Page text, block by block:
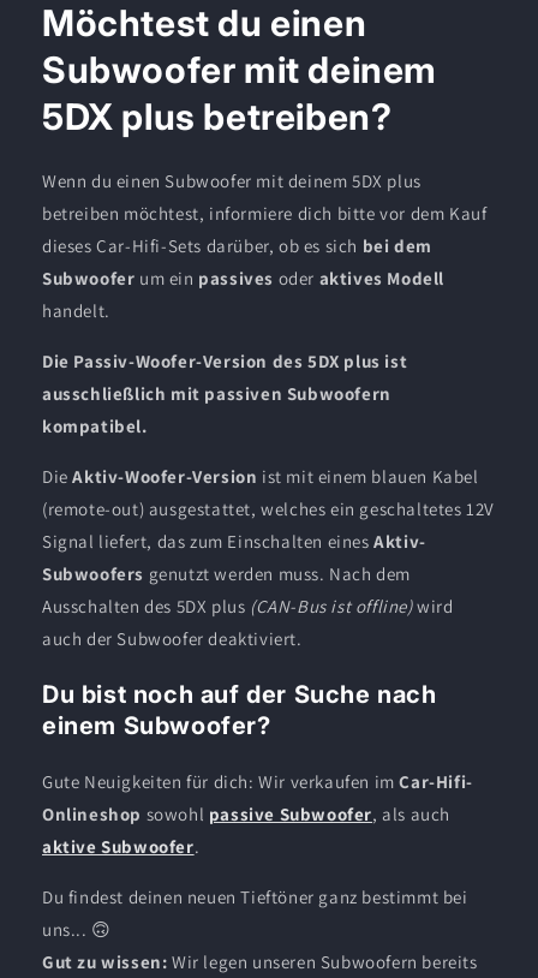
Möchtest du einen
Subwoofer mit deinem
5DX plus betreiben?
Wenn du einen Subwoofer mit deinem 5DX plus
betreiben möchtest, informiere dich bitte vor dem Kauf
dieses Car-Hifi-Sets darüber, ob es sich bei dem
Subwoofer um ein passives oder aktives Modell
handelt.
Die Passiv-Woofer-Version des 5DX plus ist
ausschließlich mit passiven Subwoofern
kompatibel.
DieAktiv-Woofer-Version ist mit einem blauen Kabel
(remote-out) ausgestattet, welches ein geschaltetes 12V
Signal liefert, das zum Einschalten einesAktiv-
Subwoofers genutzt werden muss. Nach dem
Ausschalten des 5DX plus (CAN-Bus ist offline)wird
auch der Subwoofer deaktiviert.
Du bist noch auf der Suche nach
einem Subwoofer?
Gute Neuigkeiten für dich: Wir verkaufen imCar-Hifi-
Onlineshop sowohl passive Subwoofer, als auch
aktive Subwoofer.
Du findest deinen neuen Tieftöner ganz bestimmt bei
uns... 🙃
Gut zu wissen: Wir legen unseren Subwoofern bereits